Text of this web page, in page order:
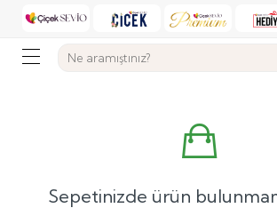
Sepetinizde ürün